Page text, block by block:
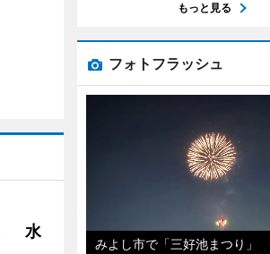
水
もっと見る
フォトフラッシュ
みよし市で「三好池まつり」